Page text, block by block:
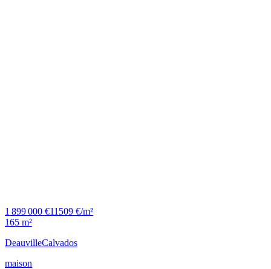
1 899 000 €11509 €/m²
165 m²
DeauvilleCalvados
maison